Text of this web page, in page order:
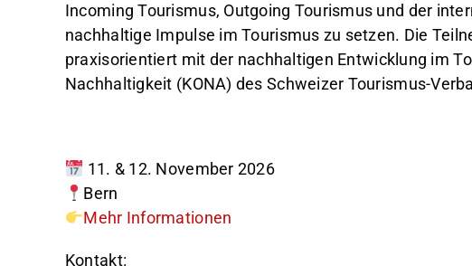
Incoming Tourismus, Outgoing Tourismus und der
nachhaltige Impulse im Tourismus zu setzen. Die
praxisorientiert mit der nachhaltigen Entwicklung im
Nachhaltigkeit (KONA) des Schweizer Tourismus-
11. & 12. November 2026
Bern
Mehr Informationen
Kontakt: